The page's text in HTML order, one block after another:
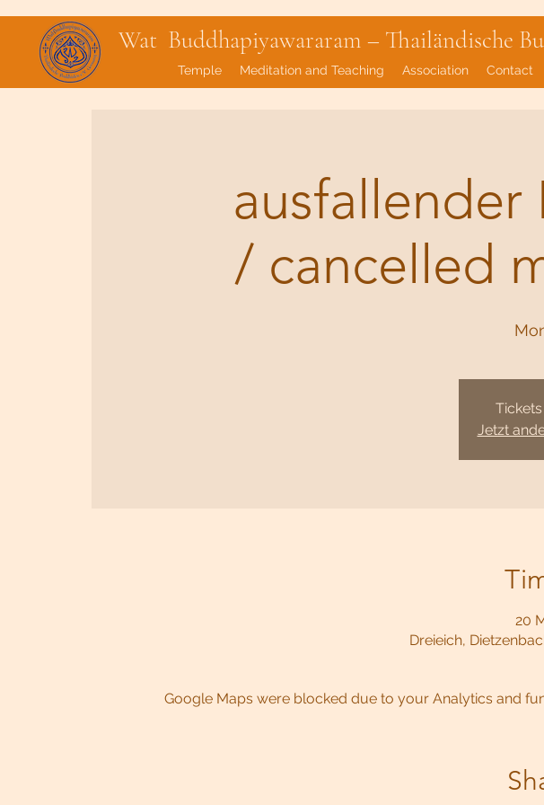
Wat Buddhapiyawararam – Thailändische
Temple Meditation and Teaching Association Contact
/ cancelled
Jetzt
20
Dreieich,
Google Maps were blocked due to your Analytics and